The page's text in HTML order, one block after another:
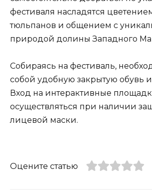
фестиваля насладятся
тюльпанов и общением с
природой долины Западного
Собираясь на фестиваль,
собой удобную закрытую обувь
Вход на интерактивные
осуществляться при наличии
лицевой маски.
Оцените статью